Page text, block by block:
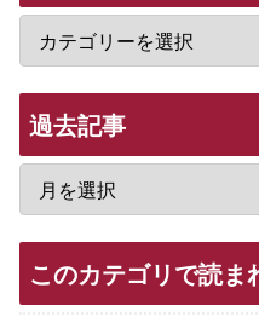
過去記事
このカテゴリで読ま